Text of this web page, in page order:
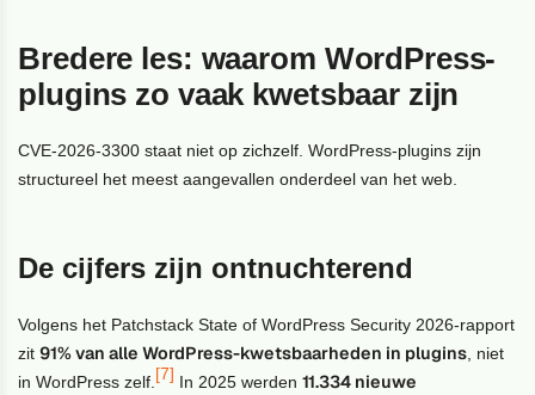
Bredere les: waarom WordPress-
plugins zo vaak kwetsbaar zijn
CVE-2026-3300 staat niet op zichzelf. WordPress-plugins zijn
structureel het meest aangevallen onderdeel van het web.
De cijfers zijn ontnuchterend
Volgens het Patchstack State of WordPress Security 2026-rapport
zit91% van alle WordPress-kwetsbaarheden in plugins, niet
in WordPress zelf.[7] In 2025 werden11.334 nieuwe